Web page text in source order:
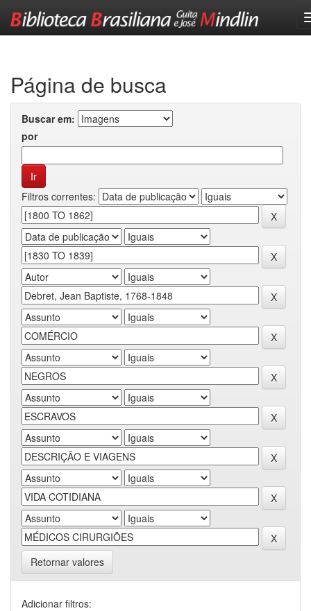
Página de busca
Buscar em:
por
Filtros correntes:
Retornar valores
Adicionar filtros: